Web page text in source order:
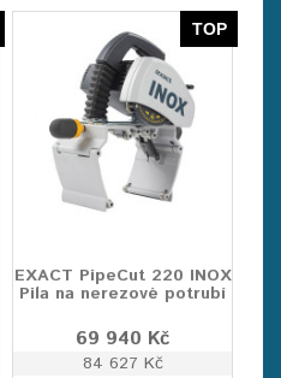
TOP
EXACT PipeCut 220 INOX
Pila na nerezové potrubí
69 940 Kč
84 627 Kč